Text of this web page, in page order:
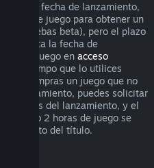
de la fecha de lanzamiento,
de juego para obtener un
las pruebas beta), pero el plazo
hasta la fecha de
un juego en acceso
el tiempo que lo utilices
precompras un juego que no
de lanzamiento, puedes solicitar
antes del lanzamiento, y el
días o 2 horas de juego se
del título.